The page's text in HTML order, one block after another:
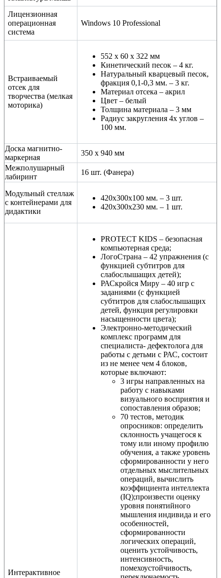
Лицензионная
операционная
система
Windows 10 Professional
Встраиваемый
отсек для
творчества (мелкая
моторика)
552 х 60 х 322 мм
Кинетический песок – 4 кг.
Натуральный кварцевый песок,
фракция 0,1-0,3 мм. – 3 кг.
Материал отсека – акрил
Цвет – белый
Толщина материала – 3 мм
Радиус закругления 4х углов –
100 мм.
Доска магнитно-
маркерная
350 х 940 мм
Межполушарный
лабиринт
16 шт. (Фанера)
Модульный стеллаж
с контейнерами для
дидактики
420x300x100 мм. – 3 шт.
420x300x230 мм. – 1 шт.
Интерактивное
PROTECT KIDS – безопасная
компьютерная среда;
ЛогоСтрана – 42 упражнения (с
функцией субтитров для
слабослышащих детей);
РАСкройся Миру – 40 игр с
заданиями (с функцией
субтитров для слабослышащих
детей, функция регулировки
насыщенности цвета);
Электронно-методический
комплекс программ для
специалиста- дефектолога для
работы с детьми с РАС, состоит
из не менее чем 4 блоков,
которые включают:
3 игры направленных на
работу с навыками
визуального восприятия и
сопоставления образов;
70 тестов, методик
опросников: определить
склонность учащегося к
тому или иному профилю
обучения, а также уровень
сформированности у него
отдельных мыслительных
операций, вычислить
коэффициента интеллекта
(IQ);произвести оценку
уровня понятийного
мышления индивида и его
особенностей,
сформированности
логических операций,
оценить устойчивость,
интенсивность,
помехоустойчивость,